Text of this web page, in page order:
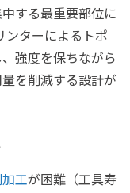
する最重要部位に
ンターによるトポ
強度を保ちながら
を削減する設計が
工が困難（工具寿